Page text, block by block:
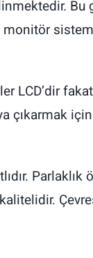
LCD’dir